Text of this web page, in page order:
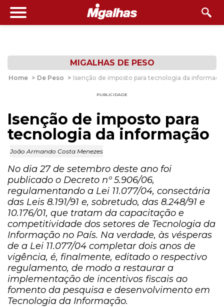
MIGALHAS DE PESO
Home > De Peso > Isenção de imposto para tecnologia da
PUBLICIDADE
Isenção de imposto para
tecnologia da informação
João Armando Costa Menezes
No dia 27 de setembro deste ano foi
publicado o Decreto nº 5.906/06,
regulamentando a Lei 11.077/04, consectária
das Leis 8.191/91 e, sobretudo, das 8.248/91 e
10.176/01, que tratam da capacitação e
competitividade dos setores de Tecnologia da
Informação no País. Na verdade, às vésperas
de a Lei 11.077/04 completar dois anos de
vigência, é, finalmente, editado o respectivo
regulamento, de modo a restaurar a
implementação de incentivos fiscais ao
fomento da pesquisa e desenvolvimento em
Tecnologia da Informação.